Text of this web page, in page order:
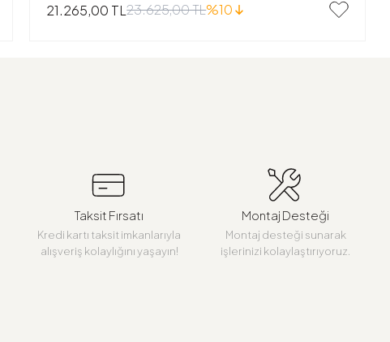
21.265,00 TL23.625,00 TL%10
Taksit Fırsatı
Kredi kartı taksit imkanlarıyla
alışveriş kolaylığını yaşayın!
Montaj Desteği
Montaj desteği sunarak
işlerinizi kolaylaştırıyoruz.